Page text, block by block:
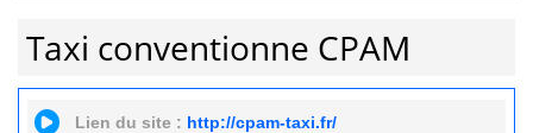
Taxi conventionne CPAM
Lien du site : http://cpam-taxi.fr/